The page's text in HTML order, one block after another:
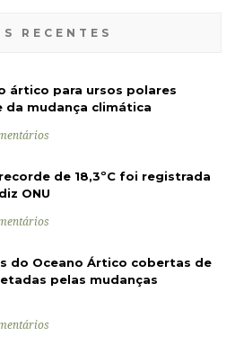
RECENTES
ártico para ursos polares
da mudança climática
de 18,3ºC foi registrada
ONU
do Oceano Ártico cobertas de
pelas mudanças